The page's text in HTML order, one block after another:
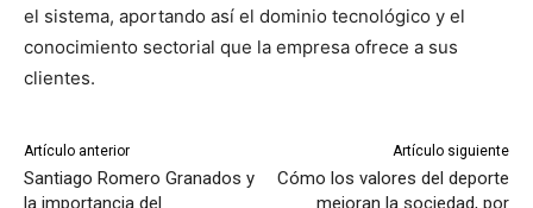
el sistema, aportando así el dominio tecnológico y el
conocimiento sectorial que la empresa ofrece a sus
clientes.
Artículo anterior
Santiago Romero Granados y
la importancia del
Artículo siguiente
Cómo los valores del deporte
mejoran la sociedad, por